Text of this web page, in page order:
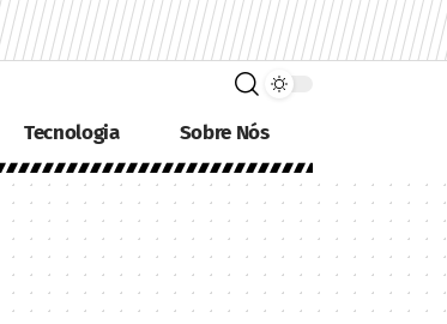
Tecnologia Sobre Nós